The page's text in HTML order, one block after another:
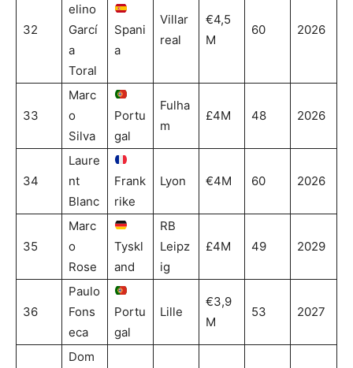
32
elino
Garcí
a
Toral
Spani
a
Villar
real
€4,5
M
60 2026
33
Marc
o
Silva
Portu
gal
Fulha
m
£4M 48 2026
34
Laure
nt
Blanc
Frank
rike
Lyon €4M 60 2026
35
Marc
o
Rose
Tyskl
and
RB
Leipz
ig
£4M 49 2029
36
Paulo
Fons
eca
Portu
gal
Lille
€3,9
M
53 2027
Dom